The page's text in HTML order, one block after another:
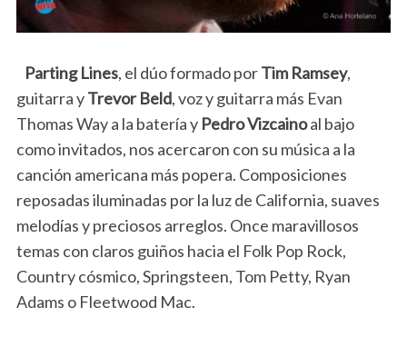
Parting Lines, el dúo formado porTim Ramsey,
guitarra yTrevor Beld, voz y guitarra más Evan
Thomas Way a la batería y Pedro Vizcainoal bajo
como invitados, nos acercaron con su música a la
canción americana más popera. Composiciones
reposadas iluminadas por la luz de California, suaves
melodías y preciosos arreglos. Once maravillosos
temas con claros guiños hacia el Folk Pop Rock,
Country cósmico, Springsteen, Tom Petty, Ryan
Adams o Fleetwood Mac.